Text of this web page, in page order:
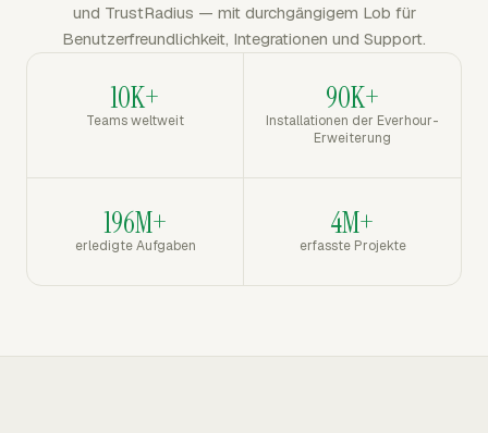
und TrustRadius — mit durchgängigem Lob für
Benutzerfreundlichkeit, Integrationen und Support.
10K+
Teams weltweit
90K+
Installationen der Everhour-
Erweiterung
196M+
erledigte Aufgaben
4M+
erfasste Projekte